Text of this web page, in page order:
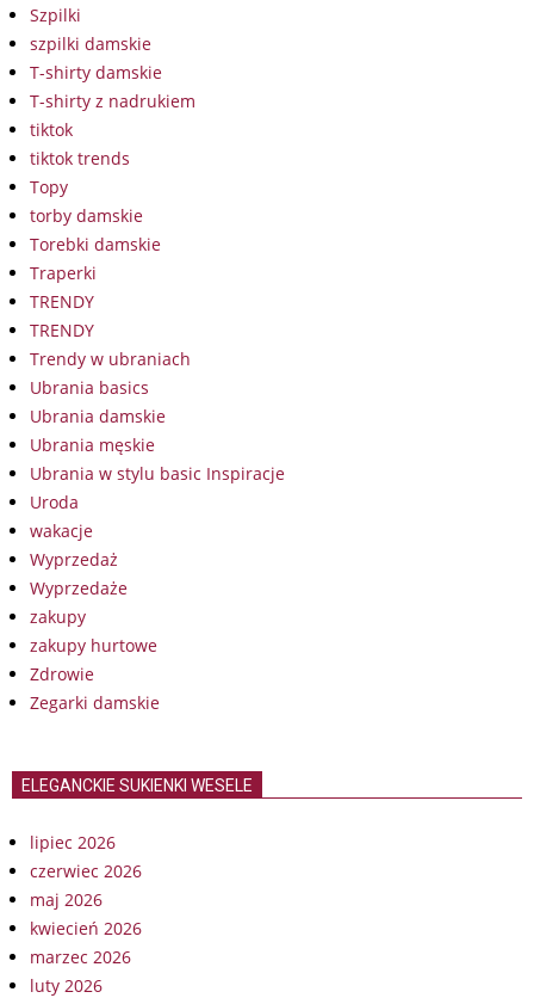
Szpilki
szpilki damskie
T-shirty damskie
T-shirty z nadrukiem
tiktok
tiktok trends
Topy
torby damskie
Torebki damskie
Traperki
TRENDY
TRENDY
Trendy w ubraniach
Ubrania basics
Ubrania damskie
Ubrania męskie
Ubrania w stylu basic Inspiracje
Uroda
wakacje
Wyprzedaż
Wyprzedaże
zakupy
zakupy hurtowe
Zdrowie
Zegarki damskie
ELEGANCKIE SUKIENKI WESELE
lipiec 2026
czerwiec 2026
maj 2026
kwiecień 2026
marzec 2026
luty 2026